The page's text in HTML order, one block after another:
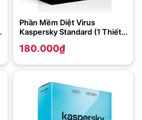
Phần Mềm Diệt Virus
Kaspersky Standard (1 Thiết
180.000₫